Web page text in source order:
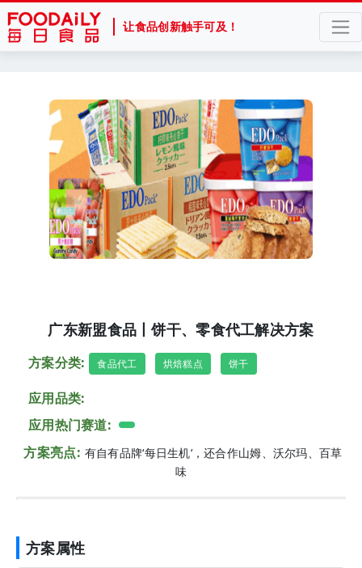
让食品创新触手可及！
广东新盟食品丨饼干、零食代工解决方案
方案分类: 食品代工 烘焙糕点 饼干
应用品类:
应用热门赛道:
方案亮点: 有自有品牌‘每日生机‘，还合作山姆、沃尔玛、百草
味
方案属性